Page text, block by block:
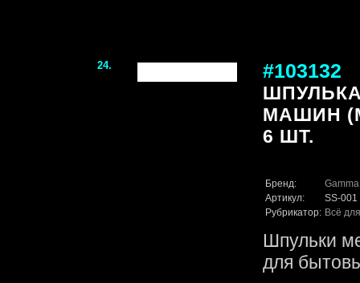
24. #103132
МАШИН
6 ШТ.
Бренд:
Gamma
Артикул:
SS-001
Рубрикатор: Всё
Шпульки
для